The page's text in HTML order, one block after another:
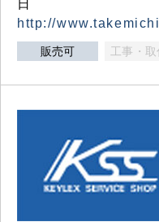
日
http://
販売可 工事・取